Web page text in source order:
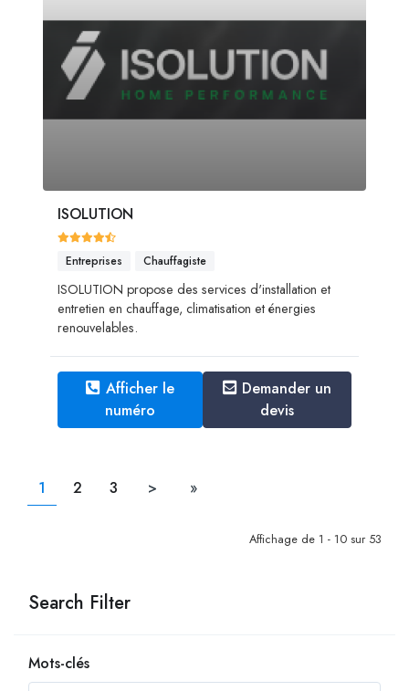
Search Filter
Mots-clés
ISOLUTION
Entreprises Chauffagiste
ISOLUTION propose des services d'installation et
entretien en chauffage, climatisation et énergies
renouvelables.
Afficher le
numéro
Demander un
devis
1 2 3 > »
Affichage de 1 - 10 sur 53